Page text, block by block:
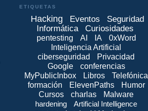
ETIQUETAS
Hacking Eventos
Seguridad
Informática
Curiosidades
pentesting AI IA
0xWord
Inteligencia Artificial
ciberseguridad
Privacidad
Google
conferencias
MyPublicInbox
Libros
Telefónica
formación
ElevenPaths
Humor
Cursos
charlas
Malware
hardening
Artificial Intelligence